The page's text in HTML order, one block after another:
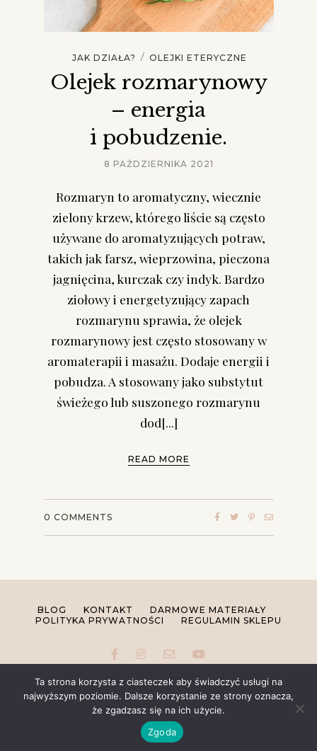
JAK DZIAŁA? / OLEJKI ETERYCZNE
Olejek rozmarynowy
– energia
i pobudzenie.
8 PAŹDZIERNIKA 2021
Rozmaryn to aromatyczny, wiecznie
zielony krzew, którego liście są często
używane do aromatyzujących potraw,
takich jak farsz, wieprzowina, pieczona
jagnięcina, kurczak czy indyk. Bardzo
ziołowy i energetyzujący zapach
rozmarynu sprawia, że olejek
rozmarynowy jest często stosowany w
aromaterapii i masażu. Dodaje energii i
pobudza. A stosowany jako substytut
świeżego lub suszonego rozmarynu
dod[...]
READ MORE
0 COMMENTS
BLOG KONTAKT
DARMOWE MATERIAŁY
POLITYKA PRYWATNOŚCI
REGULAMIN SKLEPU
COPYRIGHT © 2026 ANETA JAGIELIŃSKA. ALL RIGHTS
SITE POWERED BY
Ta strona korzysta z ciasteczek aby świadczyć usługi na
najwyższym poziomie. Dalsze korzystanie ze strony oznacza,
że zgadzasz się na ich użycie.
Zgoda